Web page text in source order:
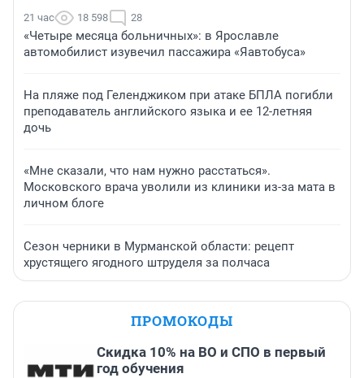
21 час 18 598 28
«Четыре месяца больничных»: в Ярославле
автомобилист изувечил пассажира «Яавтобуса»
На пляже под Геленджиком при атаке БПЛА погибли
преподаватель английского языка и ее 12-летняя
дочь
«Мне сказали, что нам нужно расстаться».
Московского врача уволили из клиники из-за мата в
личном блоге
Сезон черники в Мурманской области: рецепт
хрустящего ягодного штруделя за полчаса
ПРОМОКОДЫ
Скидка 10% на ВО и СПО в первый
год обучения